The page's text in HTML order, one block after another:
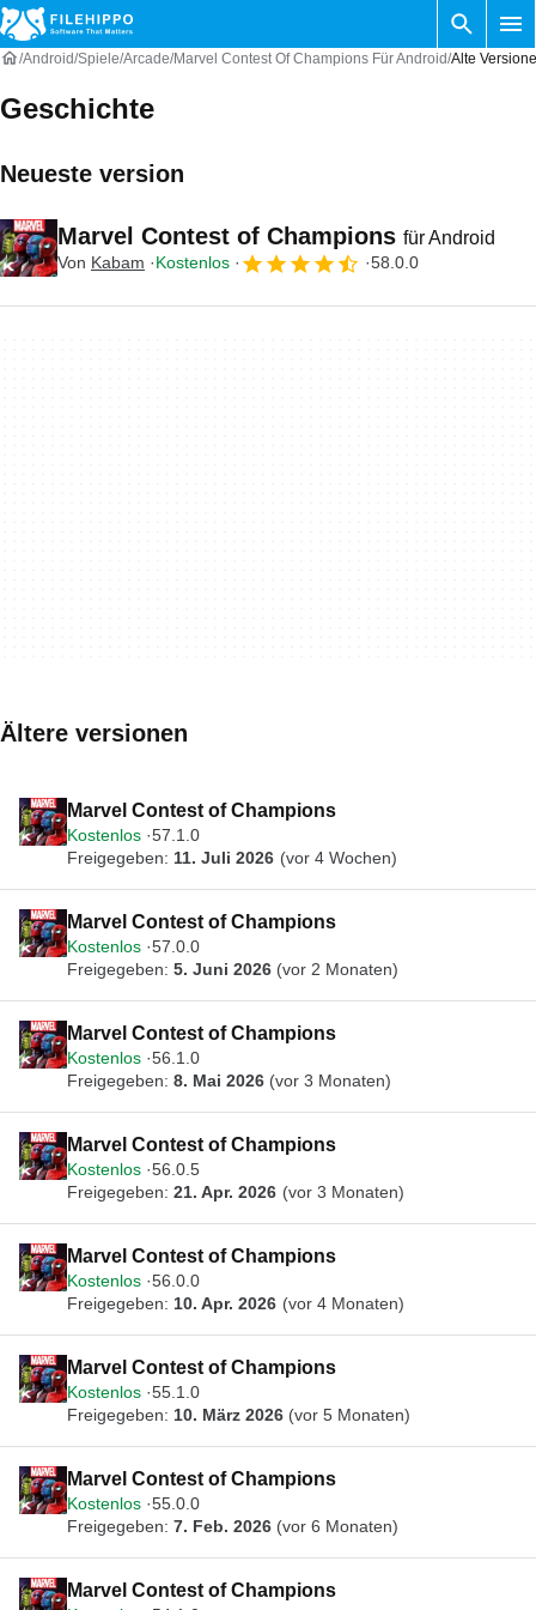
Android Spiele Arcade Marvel Contest Of Champions Für Android Alte
Geschichte
Neueste version
Marvel Contest of Champions für Android
Von Kabam Kostenlos 58.0.0
Ältere versionen
Marvel Contest of Champions
Kostenlos 57.1.0
Freigegeben: 11. Juli 2026 (vor 4 Wochen)
Marvel Contest of Champions
Kostenlos 57.0.0
Freigegeben: 5. Juni 2026 (vor 2 Monaten)
Marvel Contest of Champions
Kostenlos 56.1.0
Freigegeben: 8. Mai 2026 (vor 3 Monaten)
Marvel Contest of Champions
Kostenlos 56.0.5
Freigegeben: 21. Apr. 2026 (vor 3 Monaten)
Marvel Contest of Champions
Kostenlos 56.0.0
Freigegeben: 10. Apr. 2026 (vor 4 Monaten)
Marvel Contest of Champions
Kostenlos 55.1.0
Freigegeben: 10. März 2026 (vor 5 Monaten)
Marvel Contest of Champions
Kostenlos 55.0.0
Freigegeben: 7. Feb. 2026 (vor 6 Monaten)
Marvel Contest of Champions